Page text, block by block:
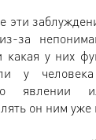
эти
за
какая у них
у
о явлении
он ним уже